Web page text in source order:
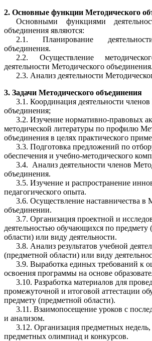
2. Основные функции Методического
Основными функциями
объединения являются:
2.1. Планирование
объединения.
2.2. Осуществление
деятельности Методического объединения.
2.3. Анализ деятельности
3. Задачи Методического объединения
3.1. Координация деятельности
объединения;
3.2. Изучение нормативно-правовых
методической литературы по профилю
объединения в целях практического
3.3. Подготовка предложений по
обеспечения и учебно-методического
3.4. Анализ деятельности членов
объединения.
3.5. Изучение и распространение
педагогического опыта.
3.6. Осуществление наставничества в
объединении.
3.7. Организация проектной и
деятельностью обучающихся по предмету
области) или виду деятельности.
3.8. Анализ результатов учебной
(предметной области) или виду
3.9. Выработка единых требований к
освоения программы на основе
3.10. Разработка материалов для
промежуточной и итоговой аттестации
предмету (предметной области).
3.11. Взаимопосещение уроков с
и анализом.
3.12. Организация предметных
предметных олимпиад и конкурсов.